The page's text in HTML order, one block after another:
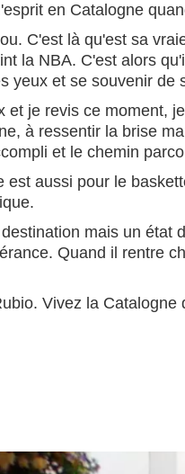
en Catalogne
C'est là qu'est sa
la NBA. C'est alors
yeux et se souvenir de
je revis ce moment,
à ressentir la brise
et le chemin
aussi pour le
mais un
Quand il rentre
Vivez la